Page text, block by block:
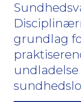
grundlag